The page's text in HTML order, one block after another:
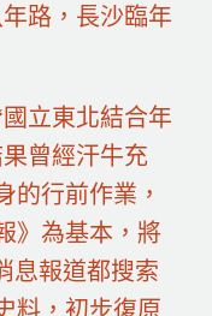
路，長沙臨年
立東北結合年
曾經汗牛充
的行前作業，
》為基本，將
息報道都搜索
料，初步復原